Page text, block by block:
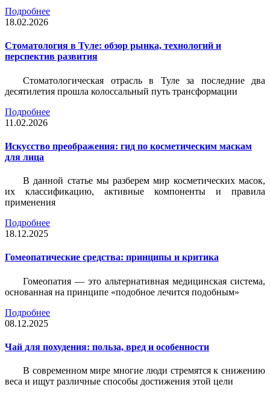
Подробнее
18.02.2026
Стоматология в Туле: обзор рынка, технологий и
перспектив развития
Стоматологическая отрасль в Туле за последние два
десятилетия прошла колоссальный путь трансформации
Подробнее
11.02.2026
Искусство преображения: гид по косметическим маскам
для лица
В данной статье мы разберем мир косметических масок,
их классификацию, активные компоненты и правила
применения
Подробнее
18.12.2025
Гомеопатические средства: принципы и критика
Гомеопатия — это альтернативная медицинская система,
основанная на принципе «подобное лечится подобным»
Подробнее
08.12.2025
Чай для похудения: польза, вред и особенности
В современном мире многие люди стремятся к снижению
веса и ищут различные способы достижения этой цели